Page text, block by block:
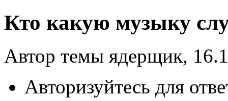
Кто какую музыку
Автор темы ядерщик,
Авторизуйтесь для